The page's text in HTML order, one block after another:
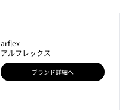
arflex
アルフレックス
ブランド詳細へ